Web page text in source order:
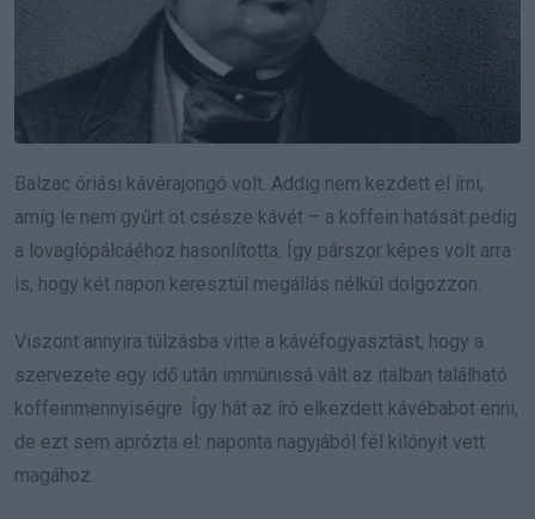
Balzac óriási kávérajongó volt. Addig nem kezdett el írni,
amíg le nem gyűrt öt csésze kávét – a koffein hatását pedig
a lovaglópálcáéhoz hasonlította. Így párszor képes volt arra
is, hogy két napon keresztül megállás nélkül dolgozzon.
Viszont annyira túlzásba vitte a kávéfogyasztást, hogy a
szervezete egy idő után immúnissá vált az italban található
koffeinmennyiségre. Így hát az író elkezdett kávébabot enni,
de ezt sem aprózta el: naponta nagyjából fél kilónyit vett
magához.